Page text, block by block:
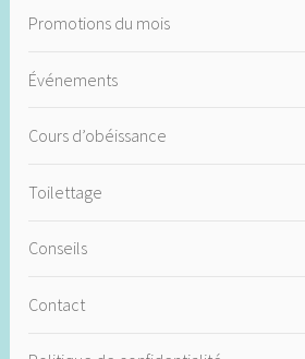
Promotions du mois
Événements
Cours d’obéissance
Toilettage
Conseils
Contact